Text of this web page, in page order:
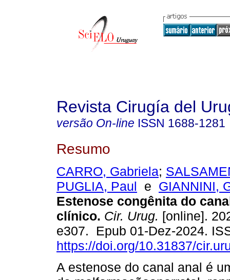
Revista Cirugía del
versão On-line ISSN 1688-1281
Resumo
CARRO, Gabriela;
PUGLIA, Paul e GIANNINI,
Estenose congênita do
clínico. Cir. Urug. [online].
e307. Epub 01-Dez-2024.
https://doi.org/10.31837/
A estenose do canal anal é